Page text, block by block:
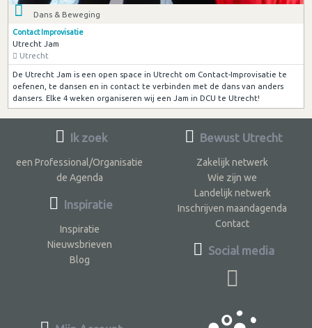
Dans & Beweging
Contact Improvisatie
Utrecht Jam
Utrecht
De Utrecht Jam is een open space in Utrecht om Contact-Improvisatie te
oefenen, te dansen en in contact te verbinden met de dans van anders
dansers. Elke 4 weken organiseren wij een Jam in DCU te Utrecht!
Ik zoek
een Professional/Organisatie
de Agenda
Inspiratie
Inspiratie
Nieuwsbrieven
Blog
Bewust Utrecht
Zakelijk netwerk
Wie zijn we
Landelijk netwerk
Inschrijven maandagenda
Contact
Social media